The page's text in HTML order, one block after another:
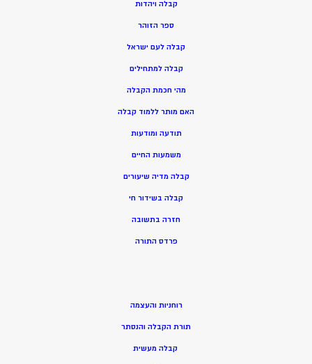
קבלה ויהדות
ספר הזוהר
קבלה לעם ישראל
קבלה למתחילים
מהי חכמת הקבלה
האם מותר ללמוד קבלה
תודעה ומודעות
משמעות החיים
קבלה מדיה שיעורים
קבלה בשידור חי
חזרה בתשובה
פרדס התורה
רוחניות והעצמה
תורת הקבלה והנסתר
קבלה מעשית